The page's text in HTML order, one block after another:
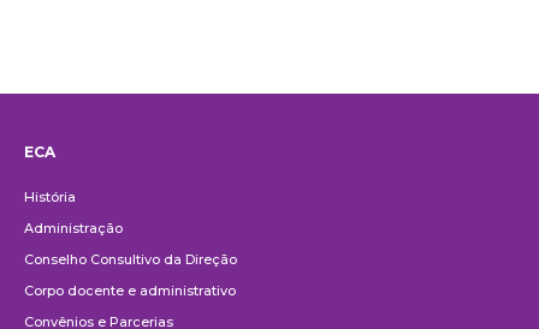
ECA
História
Administração
Conselho Consultivo da Direção
Corpo docente e administrativo
Convênios e Parcerias